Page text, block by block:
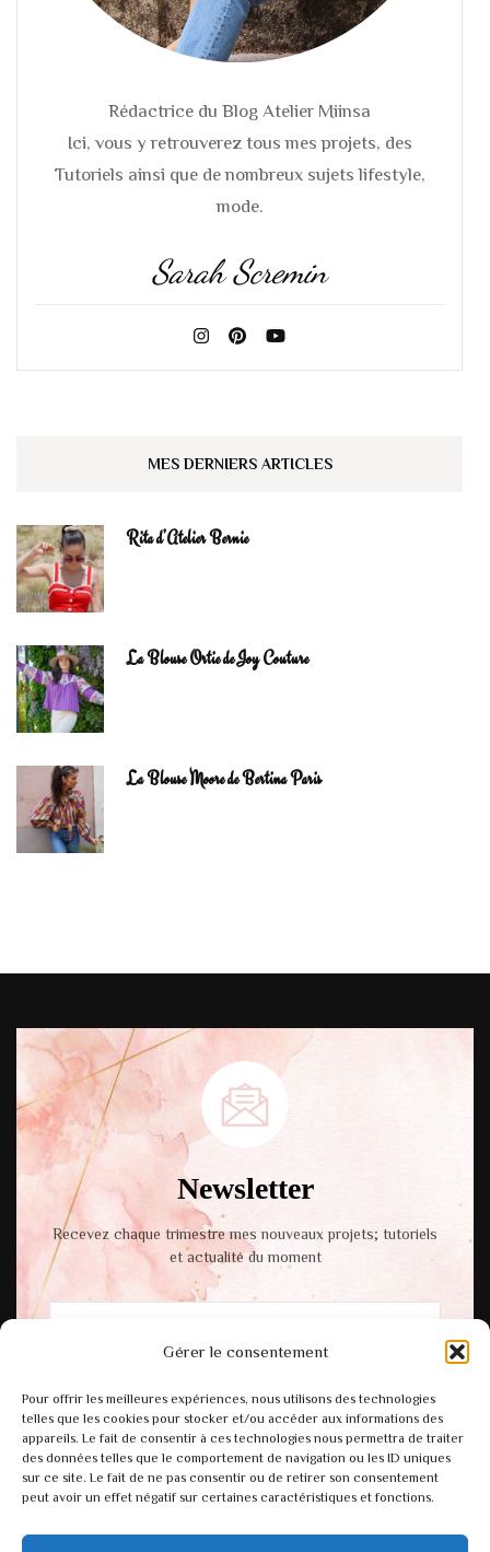
Gérer le consentement
Pour offrir les meilleures expériences, nous utilisons des technologies
telles que les cookies pour stocker et/ou accéder aux informations des
appareils. Le fait de consentir à ces technologies nous permettra de traiter
des données telles que le comportement de navigation ou les ID uniques
sur ce site. Le fait de ne pas consentir ou de retirer son consentement
peut avoir un effet négatif sur certaines caractéristiques et fonctions.
Rédactrice du Blog Atelier Miinsa
Ici, vous y retrouverez tous mes projets, des
Tutoriels ainsi que de nombreux sujets lifestyle,
mode.
Sarah Scremin
MES DERNIERS ARTICLES
Rita d’Atelier Bernie
La Blouse Ortie de Joy Couture
La Blouse Moore de Bertina Paris
Newsletter
Recevez chaque trimestre mes nouveaux projets; tutoriels
et actualité du moment
politique de confidentialité.